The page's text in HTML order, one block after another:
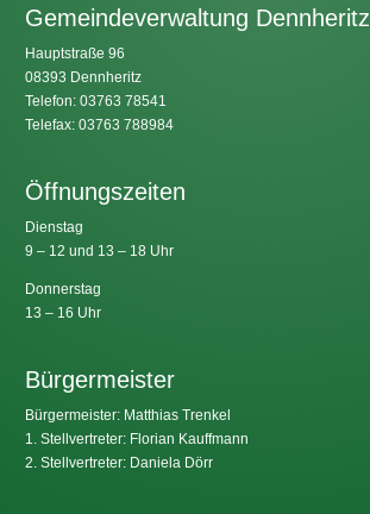
Gemeindeverwaltung Dennheritz
Hauptstraße 96
08393 Dennheritz
Telefon: 03763 78541
Telefax: 03763 788984
Öffnungszeiten
Dienstag
9 – 12 und 13 – 18 Uhr
Donnerstag
13 – 16 Uhr
Bürgermeister
Bürgermeister: Matthias Trenkel
1. Stellvertreter: Florian Kauffmann
2. Stellvertreter: Daniela Dörr